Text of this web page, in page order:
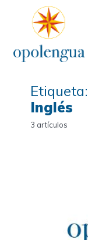
Etiqueta:
Inglés
3 artículos